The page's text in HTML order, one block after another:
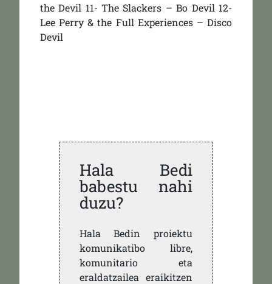
the Devil 11- The Slackers – Bo Devil 12-
Lee Perry & the Full Experiences – Disco
Devil
Hala Bedi
babestu nahi
duzu?
Hala Bedin proiektu
komunikatibo libre,
komunitario eta
eraldatzailea eraikitzen